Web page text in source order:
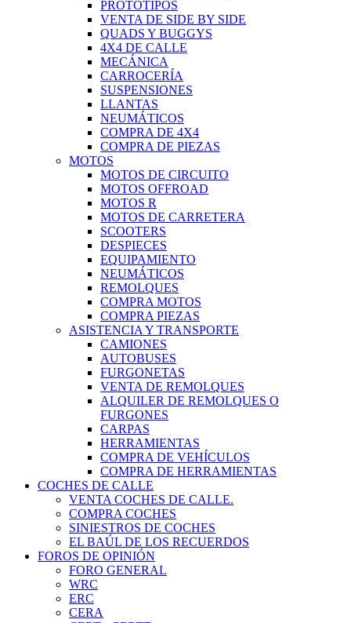
PROTOTIPOS
VENTA DE SIDE BY SIDE
QUADS Y BUGGYS
4X4 DE CALLE
MECÁNICA
CARROCERÍA
SUSPENSIONES
LLANTAS
NEUMÁTICOS
COMPRA DE 4X4
COMPRA DE PIEZAS
MOTOS
MOTOS DE CIRCUITO
MOTOS OFFROAD
MOTOS R
MOTOS DE CARRETERA
SCOOTERS
DESPIECES
EQUIPAMIENTO
NEUMÁTICOS
REMOLQUES
COMPRA MOTOS
COMPRA PIEZAS
ASISTENCIA Y TRANSPORTE
CAMIONES
AUTOBUSES
FURGONETAS
VENTA DE REMOLQUES
ALQUILER DE REMOLQUES O
FURGONES
CARPAS
HERRAMIENTAS
COMPRA DE VEHÍCULOS
COMPRA DE HERRAMIENTAS
COCHES DE CALLE
VENTA COCHES DE CALLE.
COMPRA COCHES
SINIESTROS DE COCHES
EL BAÚL DE LOS RECUERDOS
FOROS DE OPINIÓN
FORO GENERAL
WRC
ERC
CERA